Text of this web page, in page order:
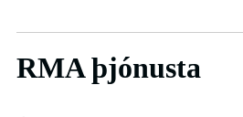
RMA þjónusta